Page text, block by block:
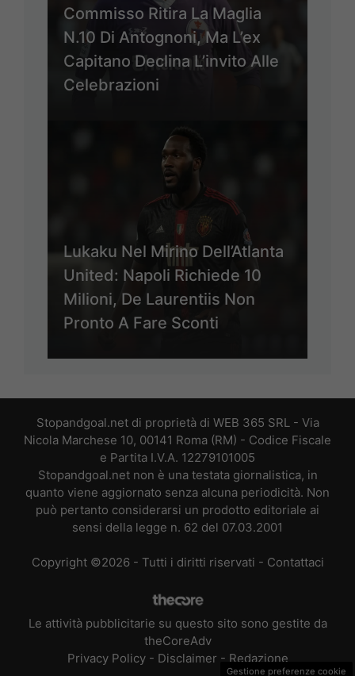
Commisso Ritira La Maglia
N.10 Di Antognoni, Ma L’ex
Capitano Declina L’invito Alle
Celebrazioni
Lukaku Nel Mirino Dell’Atlanta
United: Napoli Richiede 10
Milioni, De Laurentiis Non
Pronto A Fare Sconti
Stopandgoal.net di proprietà di WEB 365 SRL - Via
Nicola Marchese 10, 00141 Roma (RM) - Codice Fiscale
e Partita I.V.A. 12279101005
Stopandgoal.net non è una testata giornalistica, in
quanto viene aggiornato senza alcuna periodicità. Non
può pertanto considerarsi un prodotto editoriale ai
sensi della legge n. 62 del 07.03.2001
Copyright ©2026 - Tutti i diritti riservati - Contattaci
Le attività pubblicitarie su questo sito sono gestite da
theCoreAdv
Privacy Policy- Disclaimer - Redazione
Gestione preferenze cookie